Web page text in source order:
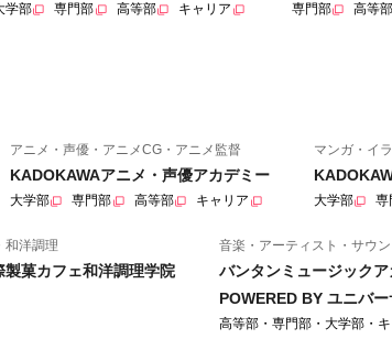
学部 専門部 高等部 キャリア 専門部 高等部
アニメ・声優・アニメCG・アニメ監督
KADOKAWAアニメ・声優アカデミー
大学部 専門部 高等部 キャリア
マンガ・イ
大学部 専
和洋調理
製菓カフェ和洋調理学院
音楽・アーティスト・サウ
バンタンミュージック
POWERED BY ユニバ
高等部・専門部・大学部・